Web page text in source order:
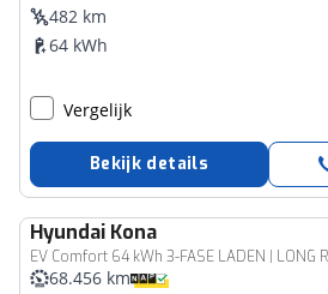
482 km
64 kWh
Vergelijk
Bekijk details
Hyundai Kona
EV Comfort 64 kWh 3-FASE LADEN | LONG
68.456 km